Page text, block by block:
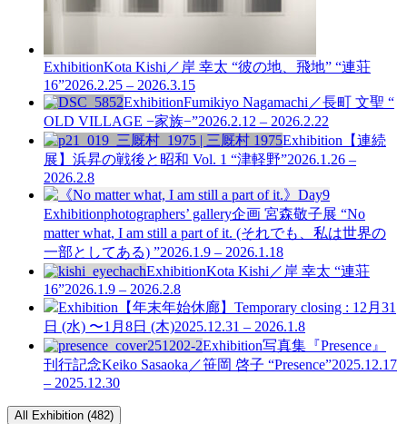
ExhibitionKota Kishi／岸 幸太 “彼の地、飛地” “連荘
16”2026.2.25 – 2026.3.15
ExhibitionFumikiyo Nagamachi／長町 文聖 “
OLD VILLAGE −家族−”2026.2.12 – 2026.2.22
Exhibition 【連続
展】浜昇の戦後と昭和 Vol. 1 “津軽野”2026.1.26 –
2026.2.8
Exhibitionphotographers’ gallery企画 宮森敬子展 “No
matter what, I am still a part of it. (それでも、私は世界の
一部としてある) ”2026.1.9 – 2026.1.18
ExhibitionKota Kishi／岸 幸太 “連荘
16”2026.1.9 – 2026.2.8
Exhibition 【年末年始休廊】Temporary closing : 12月31
日 (水) 〜1月8日 (木)2025.12.31 – 2026.1.8
Exhibition写真集『Presence』
刊行記念Keiko Sasaoka／笹岡 啓子 “Presence”2025.12.17
– 2025.12.30
All Exhibition (482)